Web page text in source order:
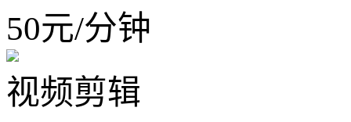
50元/分钟
视频剪辑